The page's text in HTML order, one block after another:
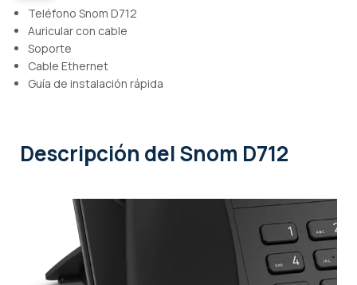
Teléfono Snom D712
Auricular con cable
Soporte
Cable Ethernet
Guía de instalación rápida
Descripción del Snom D712